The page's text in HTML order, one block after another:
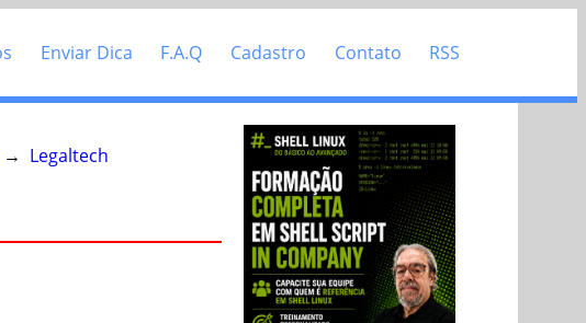
Enviar Dica F.A.Q Cadastro Contato RSS
→ Legaltech